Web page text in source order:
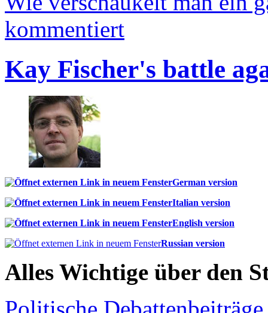
kommentiert
Kay Fischer's battle
German version
Italian version
English version
Russian version
Alles Wichtige über den